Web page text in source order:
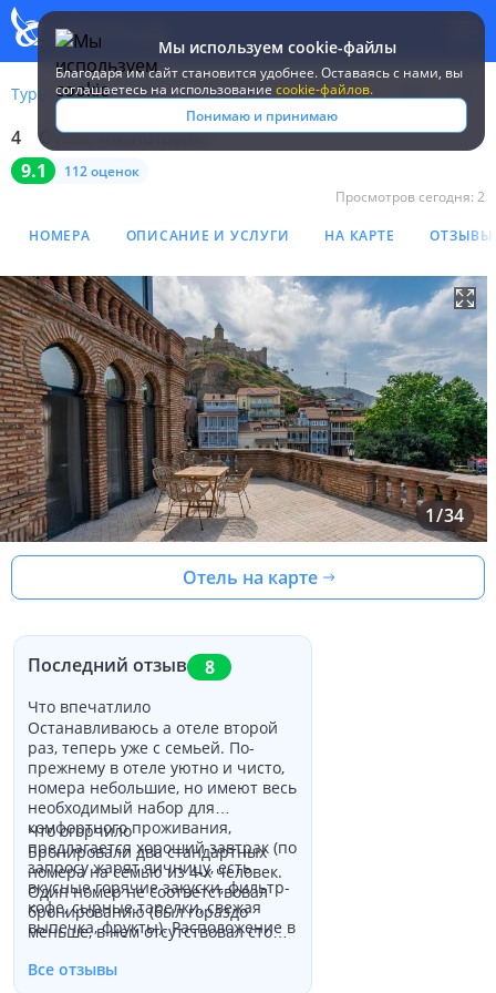
Мы используем cookie-файлы
Благодаря им сайт становится удобнее. Оставаясь c нами, вы
соглашаетесь на использование cookie-файлов.
Понимаю и принимаю
Туры Грузия Тбилиси Abanotubani
Отель Abanotubani 4*
4
Отель Abanotubani
9.1
112 оценок
Просмотров сегодня: 2
НОМЕРА ОПИСАНИЕ И УСЛУГИ НА КАРТЕ ОТЗЫВЫ
1/34
Отель на карте
Последний отзыв 8
Что впечатлило
Останавливаюсь а отеле второй
раз, теперь уже с семьей. По-
прежнему в отеле уютно и чисто,
номера небольшие, но имеют весь
необходимый набор для
комфортного проживания,
предлагается хороший завтрак (по
запросу жарят яичницу, есть
вкусные горячие закуски, фильтр-
кофе, сырные тарелки, свежая
выпечка, фрукты). Расположение в
историческом центре позволяет
гулять и наслаждаться
Что огорчило
Бронировали два стандартных
номера на семью из 4-х человек.
Один номер не соответствовал
бронированию (был гораздо
меньше, в нем отсутствовал стол и
номер поменяли (благодарим), но
Все отзывы